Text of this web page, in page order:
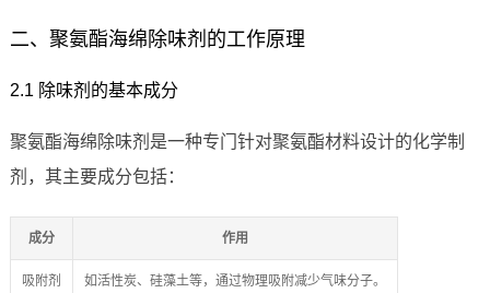
二、聚氨酯海绵除味剂的工作原理
2.1 除味剂的基本成分
聚氨酯海绵除味剂是一种专门针对聚氨酯材料设计的化学制
剂，其主要成分包括：
成分 作用
吸附剂 如活性炭、硅藻土等，通过物理吸附减少气味分子。